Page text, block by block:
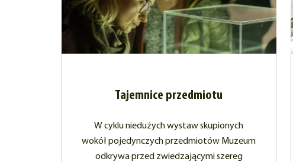
Tajemnice przedmiotu
W cyklu niedużych wystaw skupionych
wokół pojedynczych przedmiotów Muzeum
odkrywa przed zwiedzającymi szereg